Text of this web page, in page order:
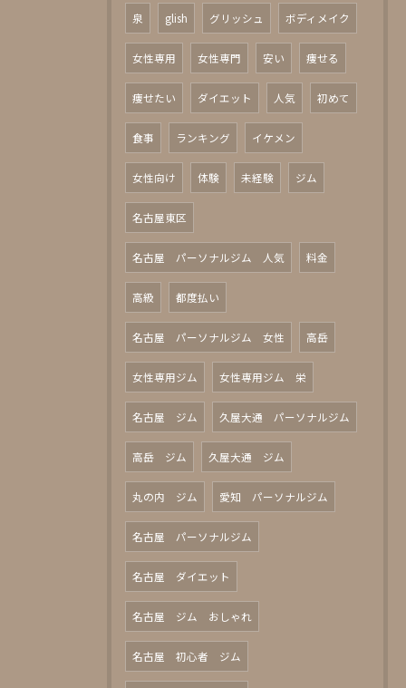
泉 glish グリッシュ ボディメイク
女性専用 女性専門 安い 痩せる
痩せたい ダイエット 人気 初めて
食事 ランキング イケメン
女性向け 体験 未経験 ジム
名古屋東区
名古屋 パーソナルジム 人気 料金
高級 都度払い
名古屋 パーソナルジム 女性 高岳
女性専用ジム 女性専用ジム 栄
名古屋 ジム 久屋大通 パーソナルジム
高岳 ジム 久屋大通 ジム
丸の内 ジム 愛知 パーソナルジム
名古屋 パーソナルジム
名古屋 ダイエット
名古屋 ジム おしゃれ
名古屋 初心者 ジム